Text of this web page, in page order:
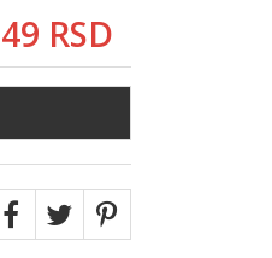
49 RSD